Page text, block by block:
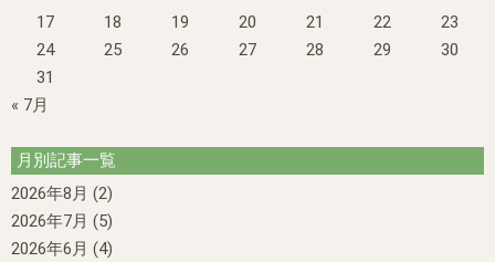
17
18 19 20 21 22
23
24
25 26 27 28 29
30
31
« 7月
月別記事一覧
2026年8月 (2)
2026年7月 (5)
2026年6月 (4)